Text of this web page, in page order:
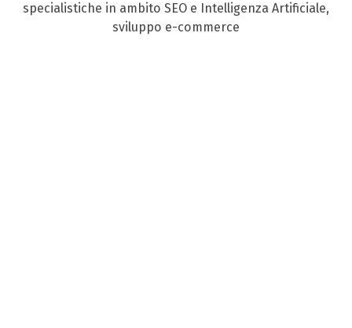
specialistiche in ambito SEO e Intelligenza Artificiale,
sviluppo e-commerce